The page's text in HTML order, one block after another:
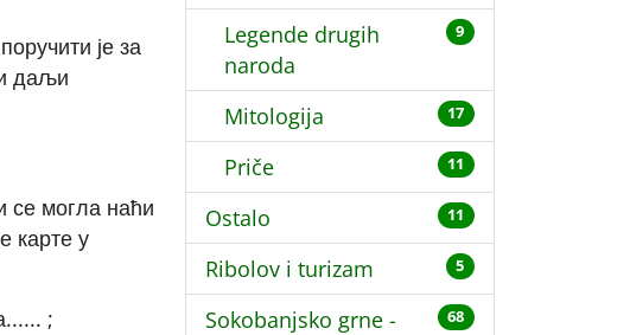
је за
даљи
се могла наћи
карте у
;
Legende drugih
naroda
9
Mitologija 17
Priče 11
Ostalo 11
Ribolov i turizam 5
Sokobanjsko grne -
68